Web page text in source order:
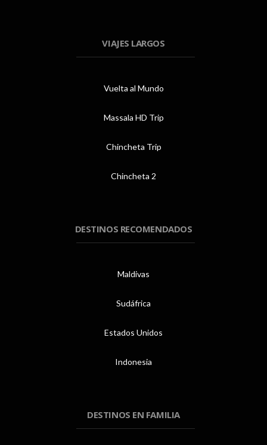
VIAJES LARGOS
Vuelta al Mundo
Massala HD Trip
Chincheta Trip
Chincheta 2
DESTINOS RECOMENDADOS
Maldivas
Sudáfrica
Estados Unidos
Indonesia
DESTINOS EN FAMILIA